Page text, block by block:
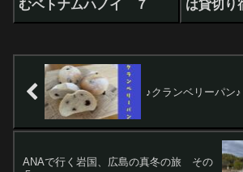
むベトナムハノイ ７
は貸切り
♪クランベリーパン♪
ANAで行く岩国、広島の真冬の旅 その